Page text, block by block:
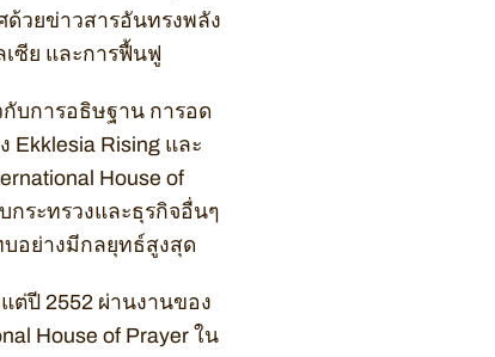
วยข่าวสารอันทรงพลัง
เซีย และการฟื้นฟู
บการอธิษฐาน การอด
Ekklesia Rising และ
House of
ระทรวงและธุรกิจอื่นๆ
บอย่างมีกลยุทธ์สูงสุด
ปี 2552 ผ่านงานของ
House of Prayer ใน